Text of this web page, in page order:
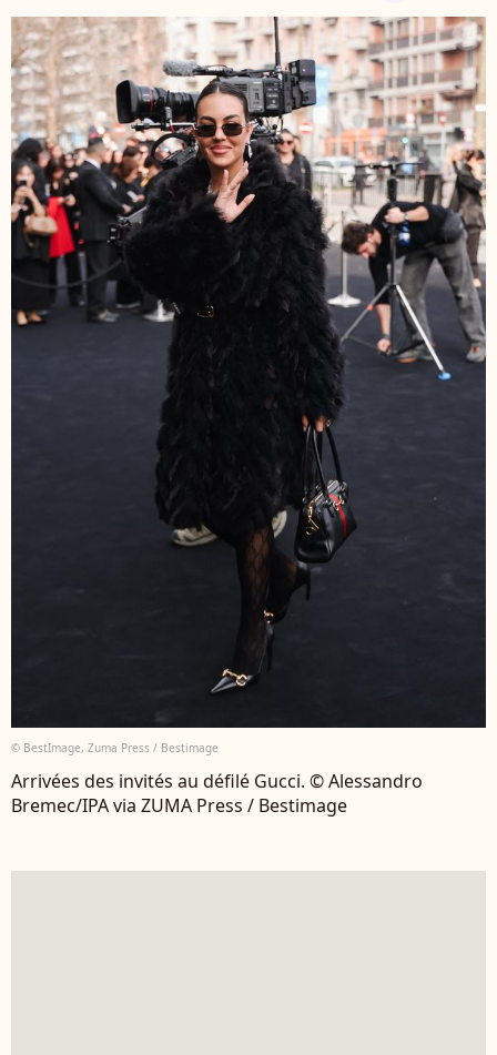
© BestImage, Zuma Press / Bestimage
Arrivées des invités au défilé Gucci. © Alessandro
Bremec/IPA via ZUMA Press / Bestimage